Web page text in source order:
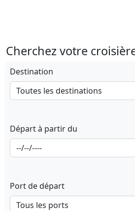
Cherchez votre
Destination
Toutes les destinations
Départ à partir du
Port de départ
Tous les ports